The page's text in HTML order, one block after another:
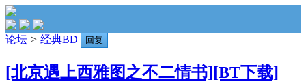
论坛 > 经典BD 回复
[北京遇上西雅图之不二情书][BT下载]